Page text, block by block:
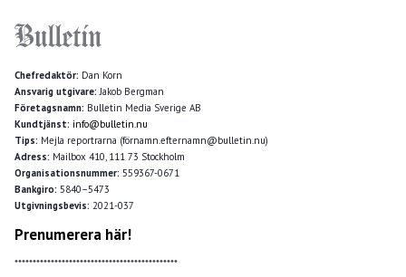
Chefredaktör: Dan Korn
Ansvarig utgivare:Jakob Bergman
Företagsnamn: Bulletin Media Sverige AB
Kundtjänst: info@bulletin.nu
Tips: Mejla reportrarna (förnamn.efternamn@bulletin.nu)
Adress: Mailbox 410, 111 73 Stockholm
Organisationsnummer: 559367-0671
Bankgiro: 5840–5473
Utgivningsbevis: 2021-037
Prenumerera här!
*********************************************